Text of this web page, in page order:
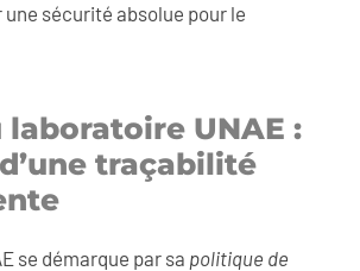
sécurité absolue pour le
laboratoire UNAE :
traçabilité
se démarque par sa politique de